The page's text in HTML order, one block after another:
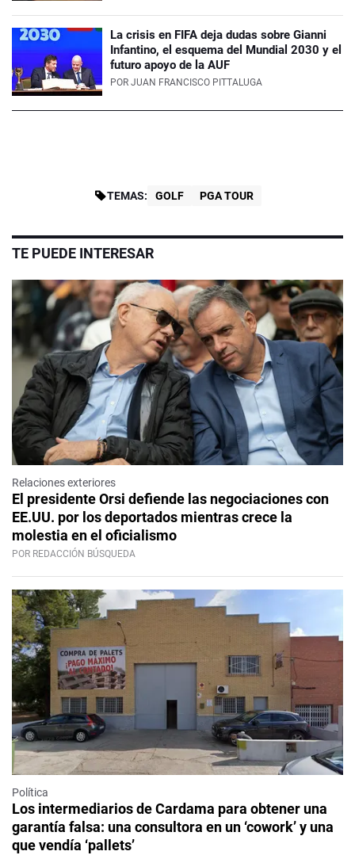
La crisis en FIFA deja dudas sobre Gianni
Infantino, el esquema del Mundial 2030 y el
futuro apoyo de la AUF
POR JUAN FRANCISCO PITTALUGA
TEMAS: GOLF PGA TOUR
TE PUEDE INTERESAR
Relaciones exteriores
El presidente Orsi defiende las negociaciones con
EE.UU. por los deportados mientras crece la
molestia en el oficialismo
POR REDACCIÓN BÚSQUEDA
Política
Los intermediarios de Cardama para obtener una
garantía falsa: una consultora en un ‘cowork’ y una
que vendía ‘pallets’